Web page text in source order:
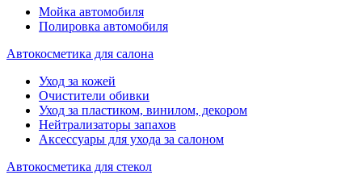
Мойка автомобиля
Полировка автомобиля
Автокосметика для салона
Уход за кожей
Очистители обивки
Уход за пластиком, винилом, декором
Нейтрализаторы запахов
Аксессуары для ухода за салоном
Автокосметика для стекол